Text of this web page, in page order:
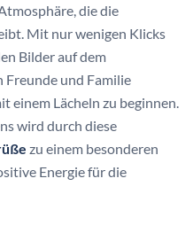
die die
Mit nur wenigen Klicks
Bilder auf dem
Freunde und Familie
einem Lächeln zu beginnen.
wird durch diese
zu einem besonderen
Energie für die